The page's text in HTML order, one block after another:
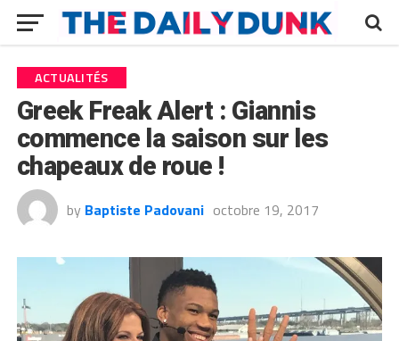
ACTUALITÉS
Greek Freak Alert : Giannis
commence la saison sur les
chapeaux de roue !
by Baptiste Padovani octobre 19, 2017